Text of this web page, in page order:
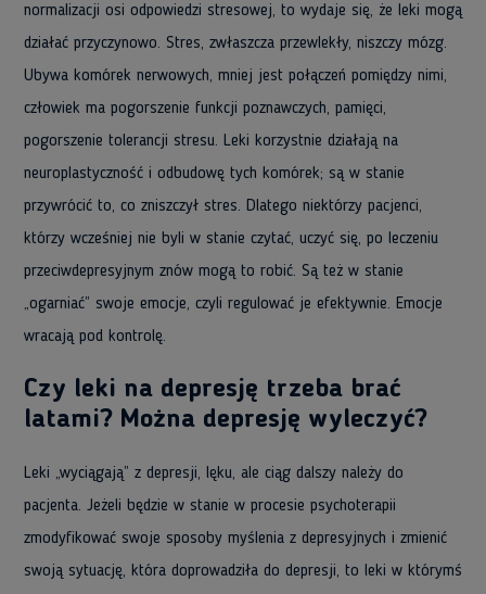
normalizacji osi odpowiedzi stresowej, to wydaje się, że leki mogą
działać przyczynowo. Stres, zwłaszcza przewlekły, niszczy mózg.
Ubywa komórek nerwowych, mniej jest połączeń pomiędzy nimi,
człowiek ma pogorszenie funkcji poznawczych, pamięci,
pogorszenie tolerancji stresu. Leki korzystnie działają na
neuroplastyczność i odbudowę tych komórek; są w stanie
przywrócić to, co zniszczył stres. Dlatego niektórzy pacjenci,
którzy wcześniej nie byli w stanie czytać, uczyć się, po leczeniu
przeciwdepresyjnym znów mogą to robić. Są też w stanie
„ogarniać” swoje emocje, czyli regulować je efektywnie. Emocje
wracają pod kontrolę.
Czy leki na depresję trzeba brać
latami? Można depresję wyleczyć?
Leki „wyciągają” z depresji, lęku, ale ciąg dalszy należy do
pacjenta. Jeżeli będzie w stanie w procesie psychoterapii
zmodyfikować swoje sposoby myślenia z depresyjnych i zmienić
swoją sytuację, która doprowadziła do depresji, to leki w którymś